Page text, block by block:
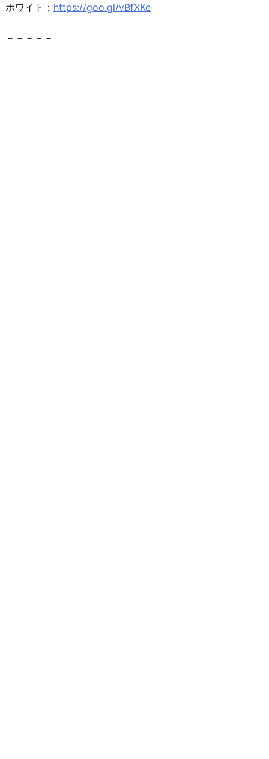
ホワイト： https://goo.gl/vBfXKe
－－－－－